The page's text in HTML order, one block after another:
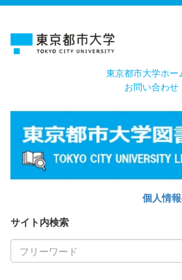
東京都市大学ホー
お問い合わせ
個人情
サイト内検索